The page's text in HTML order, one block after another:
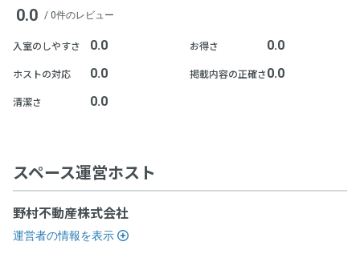
い。
0.0 / 0件のレビュー
入室のしやすさ 0.0
ホストの対応 0.0
清潔さ 0.0
お得さ 0.0
掲載内容の正確さ 0.0
スペース運営ホスト
野村不動産株式会社
運営者の情報を表示